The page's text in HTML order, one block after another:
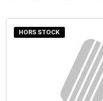
HORS STOCK